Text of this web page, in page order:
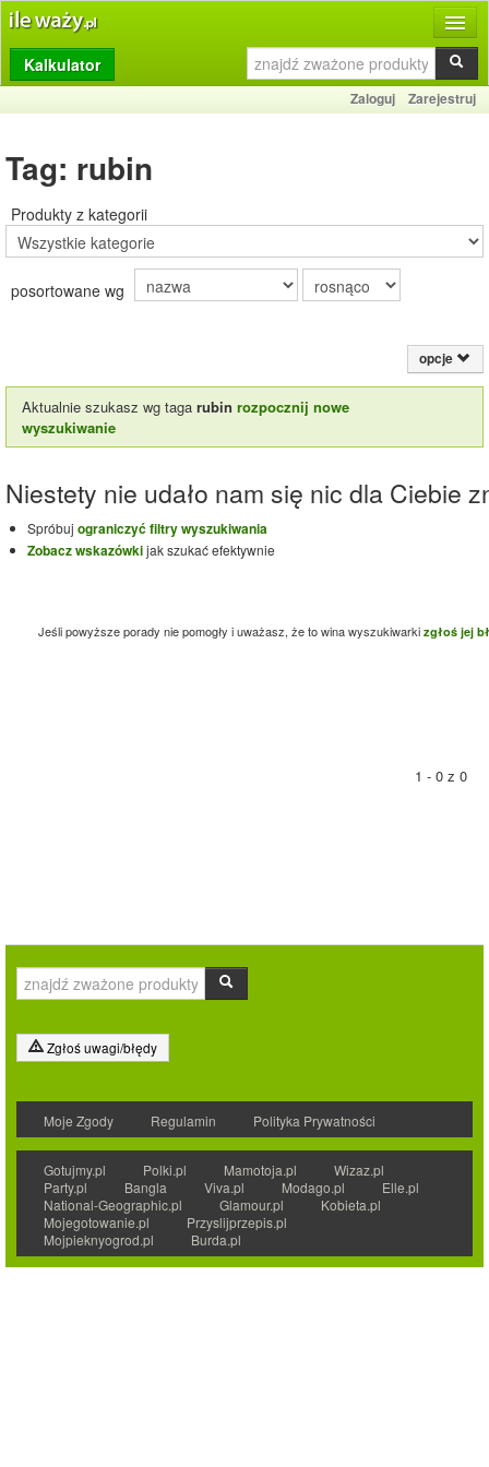
Produkty
Dziennik
Porady
Słownik
Kontakt
Kalkulator
Zaloguj Zarejestruj
Tag: rubin
Produkty z kategorii
posortowane wg
opcje
Aktualnie szukasz wg taga rubin rozpocznij nowe
wyszukiwanie
Niestety nie udało nam się nic dla Ciebie
Spróbuj ograniczyć filtry wyszukiwania
Zobacz wskazówkijak szukać efektywnie
Jeśli powyższe porady nie pomogły i uważasz, że to wina wyszukiwarki zgłoś jej
1 - 0 z 0
Zgłoś uwagi/błędy
Moje Zgody Regulamin Polityka Prywatności
Gotujmy.pl Polki.pl Mamotoja.pl
Wizaz.pl
Party.pl
Bangla Viva.pl Modago.pl
Elle.pl
National-Geographic.pl
Glamour.pl
Kobieta.pl
Mojegotowanie.pl
Przyslijprzepis.pl
Mojpieknyogrod.pl
Burda.pl